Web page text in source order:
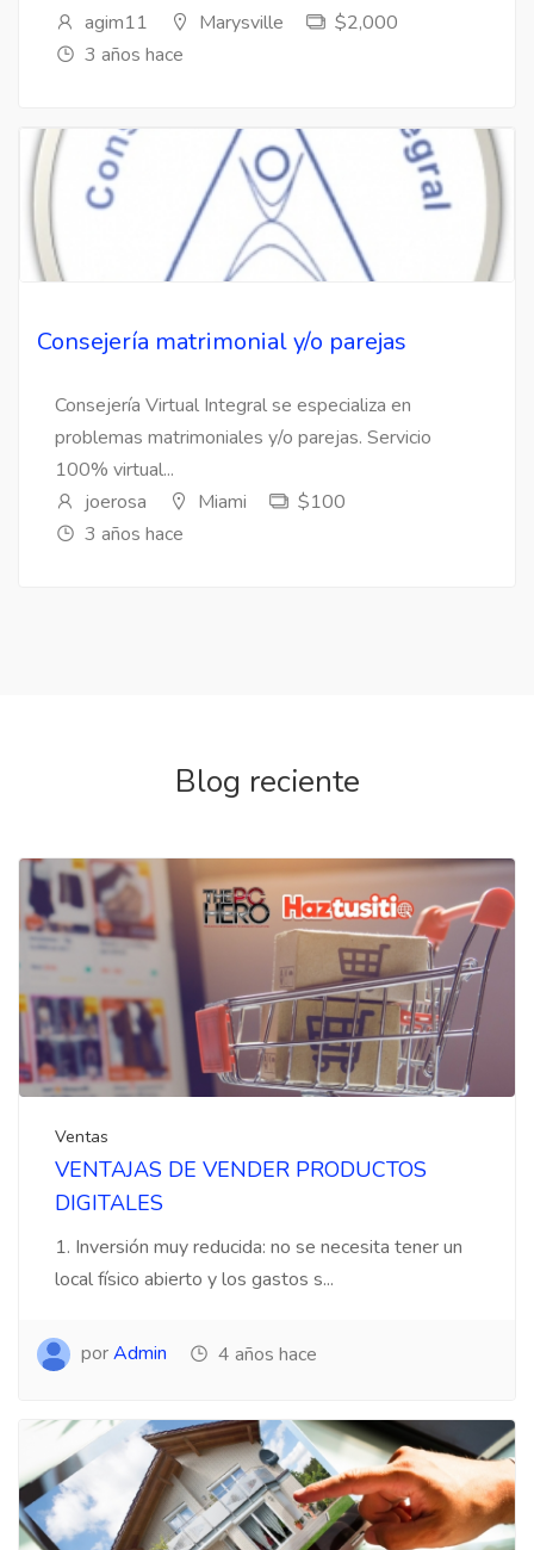
agim11
Marysville
$2,000
3 años hace
Consejería matrimonial y/o parejas
Consejería Virtual Integral se especializa en
problemas matrimoniales y/o parejas. Servicio
100% virtual...
joerosa
Miami
$100
3 años hace
Blog reciente
Ventas
VENTAJAS DE VENDER PRODUCTOS
DIGITALES
1. Inversión muy reducida: no se necesita tener un
local físico abierto y los gastos s...
porAdmin 4 años hace